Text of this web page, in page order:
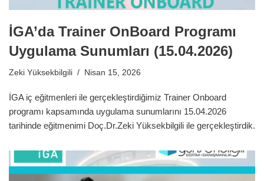
İGA’da Trainer OnBoard Programı
Uygulama Sunumları (15.04.2026)
Zeki Yüksekbilgili Nisan 15, 2026
İGA iç eğitmenleri ile gerçekleştirdiğimiz Trainer Onboard
programı kapsamında uygulama sunumlarını 15.04.2026
tarihinde eğitmenimi Doç.Dr.Zeki Yüksekbilgili ile gerçekleştirdik.